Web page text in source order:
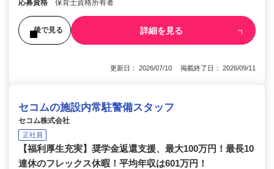
応募資格 保育士資格所有者
後で見る 詳細を見る
更新日： 2026/07/10 掲載終了日： 2026/09/11
セコムの施設内常駐警備スタッフ
セコム株式会社
正社員
【福利厚生充実】奨学金返還支援、最大100万円！最長10
連休のフレックス休暇！平均年収は601万円！